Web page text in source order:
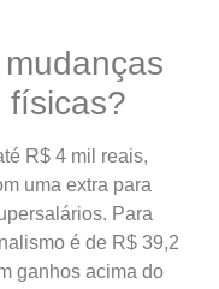
físicas?
R$ 4 mil reais,
uma extra para
Para
é de R$ 39,2
ganhos acima do